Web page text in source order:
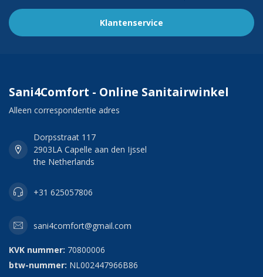
Klantenservice
Sani4Comfort - Online Sanitairwinkel
Alleen correspondentie adres
Dorpsstraat 117
2903LA Capelle aan den Ijssel
the Netherlands
+31 625057806
sani4comfort@gmail.com
KVK nummer: 70800006
btw-nummer: NL002447966B86